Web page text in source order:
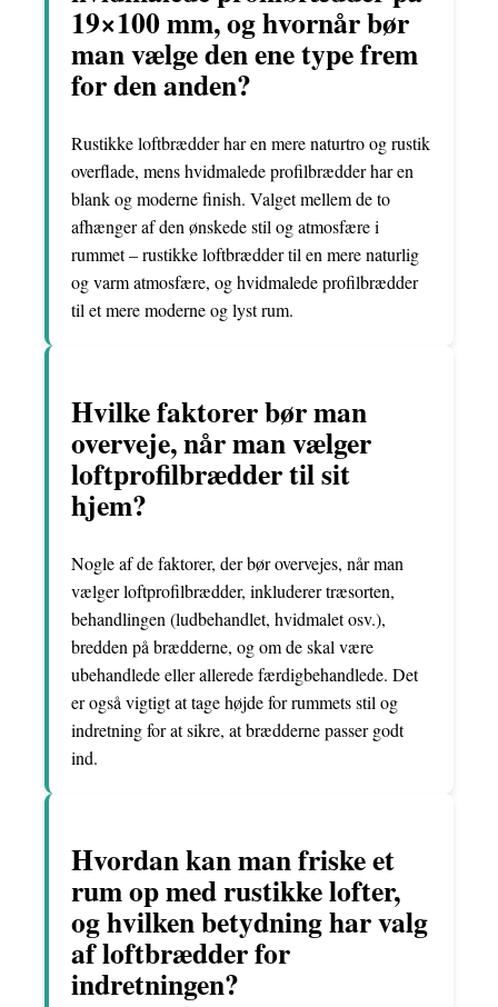
19×100 mm, og hvornår bør
man vælge den ene type frem
for den anden?
Rustikke loftbrædder har en mere naturtro og rustik
overflade, mens hvidmalede profilbrædder har en
blank og moderne finish. Valget mellem de to
afhænger af den ønskede stil og atmosfære i
rummet – rustikke loftbrædder til en mere naturlig
og varm atmosfære, og hvidmalede profilbrædder
til et mere moderne og lyst rum.
Hvilke faktorer bør man
overveje, når man vælger
loftprofilbrædder til sit
hjem?
Nogle af de faktorer, der bør overvejes, når man
vælger loftprofilbrædder, inkluderer træsorten,
behandlingen (ludbehandlet, hvidmalet osv.),
bredden på brædderne, og om de skal være
ubehandlede eller allerede færdigbehandlede. Det
er også vigtigt at tage højde for rummets stil og
indretning for at sikre, at brædderne passer godt
ind.
Hvordan kan man friske et
rum op med rustikke lofter,
og hvilken betydning har valg
af loftbrædder for
indretningen?